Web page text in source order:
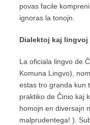
povas facile
ignoras la tonojn.
Dialektoj kaj lingvoj
La oficiala lingvo de
Komuna Lingvo),
estas tro granda kun
praktiko de Ĉinio kaj
homojn en diversajn
malprudentega! ).